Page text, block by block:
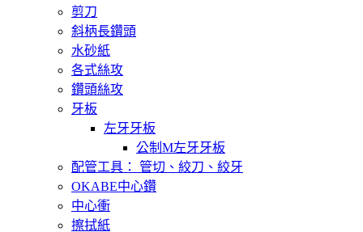
剪刀
斜柄長鑽頭
水砂紙
各式絲攻
鑽頭絲攻
牙板
左牙牙板
公制M左牙牙板
配管工具： 管切、絞刀、絞牙
OKABE中心鑽
中心衝
擦拭紙